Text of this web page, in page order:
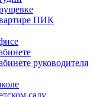
ПИК
руководителя
саду